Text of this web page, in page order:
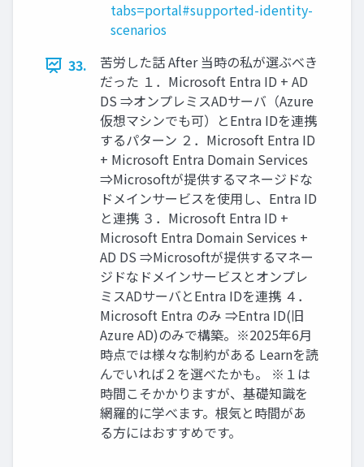
tabs=portal#supported-identity-
scenarios
33.
苦労した話 After 当時の私が選ぶべき
だった １．Microsoft Entra ID + AD
DS ⇒オンプレミスADサーバ（Azure
仮想マシンでも可）とEntra IDを連携
するパターン ２．Microsoft Entra ID
+ Microsoft Entra Domain Services
⇒Microsoftが提供するマネージドな
ドメインサービスを使用し、Entra ID
と連携 ３．Microsoft Entra ID +
Microsoft Entra Domain Services +
AD DS ⇒Microsoftが提供するマネー
ジドなドメインサービスとオンプレ
ミスADサーバとEntra IDを連携 ４．
Microsoft Entra のみ ⇒Entra ID(旧
Azure AD)のみで構築。※2025年6月
時点では様々な制約がある Learnを読
んでいれば２を選べたかも。 ※１は
時間こそかかりますが、基礎知識を
網羅的に学べます。根気と時間があ
る方にはおすすめです。